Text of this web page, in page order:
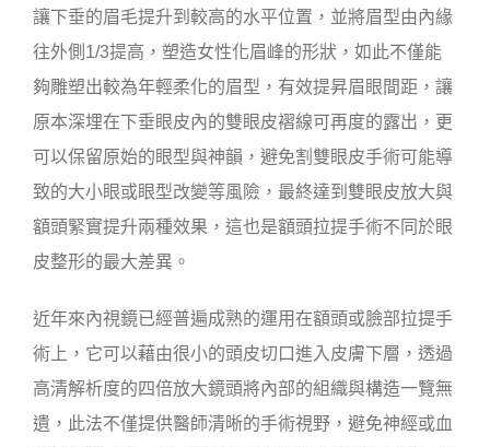
讓下垂的眉毛提升到較高的水平位置，並將眉型由內緣
往外側1/3提高，塑造女性化眉峰的形狀，如此不僅能
夠雕塑出較為年輕柔化的眉型，有效提昇眉眼間距，讓
原本深埋在下垂眼皮內的雙眼皮褶線可再度的露出，更
可以保留原始的眼型與神韻，避免割雙眼皮手術可能導
致的大小眼或眼型改變等風險，最終達到雙眼皮放大與
額頭緊實提升兩種效果，這也是額頭拉提手術不同於眼
皮整形的最大差異。
近年來內視鏡已經普遍成熟的運用在額頭或臉部拉提手
術上，它可以藉由很小的頭皮切口進入皮膚下層，透過
高清解析度的四倍放大鏡頭將內部的組織與構造一覽無
遺，此法不僅提供醫師清晰的手術視野，避免神經或血